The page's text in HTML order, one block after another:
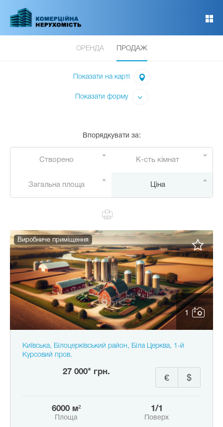
основного
ОРЕНДА ПРОДАЖ
Показати на карті
Показати форму
Впорядкувати за:
Створено К-сть кімнат
Загальна площа Ціна
1
Виробниче приміщення
Київська, Білоцерківський район, Біла Церква, 1-й
Курсовий пров.
27 000* грн.
$
€
6000 м²
Площа
1/1
Поверх